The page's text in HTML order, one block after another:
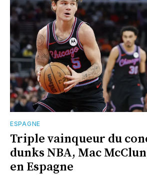
ESPAGNE
Triple vainqueur du
dunks NBA, Mac
en Espagne